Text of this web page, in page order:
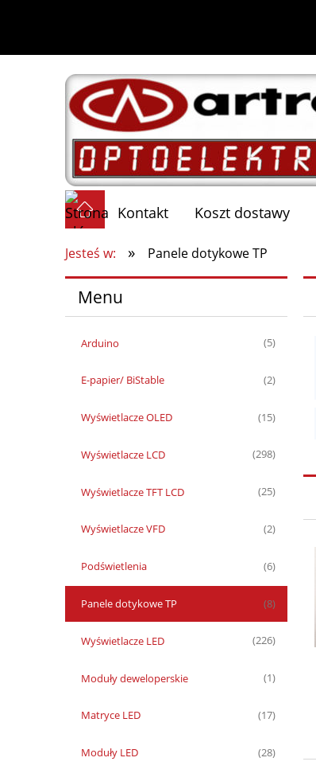
Kontakt Koszt dostawy
Jesteś w: » Panele dotykowe TP
Menu
Arduino (5)
E-papier/ BiStable (2)
Wyświetlacze OLED (15)
Wyświetlacze LCD (298)
Wyświetlacze TFT LCD (25)
Wyświetlacze VFD (2)
Podświetlenia (6)
Panele dotykowe TP (8)
Wyświetlacze LED (226)
Moduły deweloperskie (1)
Matryce LED (17)
Moduły LED (28)